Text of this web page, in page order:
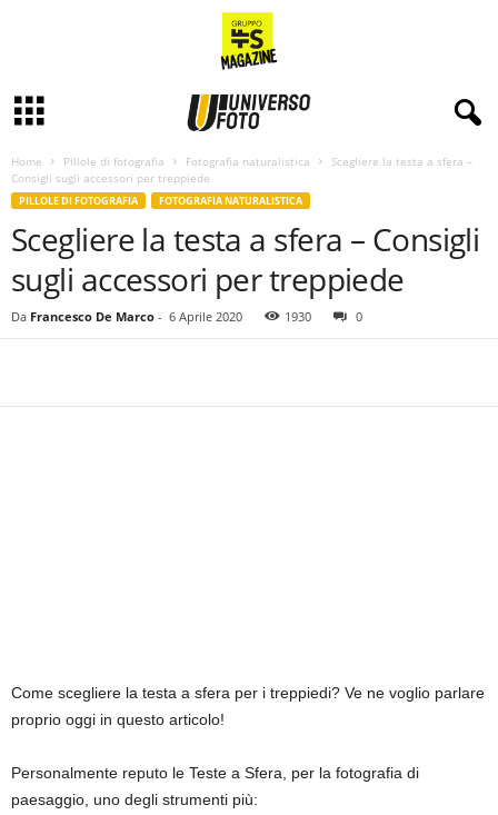
Home Pillole di fotografia Fotografia naturalistica
Scegliere la testa a sfera –
Consigli sugli accessori per treppiede
PILLOLE DI FOTOGRAFIA FOTOGRAFIA NATURALISTICA
Scegliere la testa a sfera – Consigli
sugli accessori per treppiede
Da Francesco De Marco - 6 Aprile 2020 1930 0
Come scegliere la testa a sfera per i treppiedi? Ve ne voglio parlare
proprio oggi in questo articolo!
Personalmente reputo le Teste a Sfera, per la fotografia di
paesaggio, uno degli strumenti più: